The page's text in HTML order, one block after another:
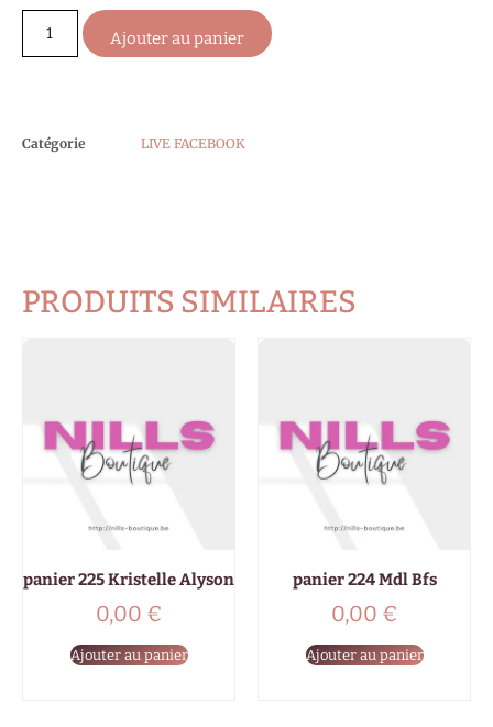
Ajouter au panier
Catégorie LIVE FACEBOOK
PRODUITS SIMILAIRES
panier 225 Kristelle Alyson
0,00 €
Ajouter au panier
panier 224 Mdl Bfs
0,00 €
Ajouter au panier